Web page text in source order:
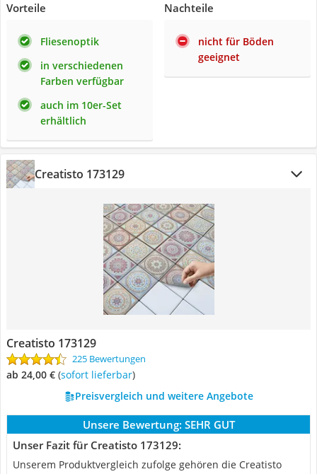
Vorteile
Fliesenoptik
in verschiedenen
Farben verfügbar
auch im 10er-Set
erhältlich
Nachteile
nicht für Böden
geeignet
Creatisto 173129
Creatisto 173129
225 Bewertungen
ab 24,00 € ( Sofort lieferbar)
Preisvergleich und weitere Angebote
Unsere Bewertung: SEHR GUT
Unser Fazit für Creatisto 173129:
Unserem Produktvergleich zufolge gehören die Creatisto